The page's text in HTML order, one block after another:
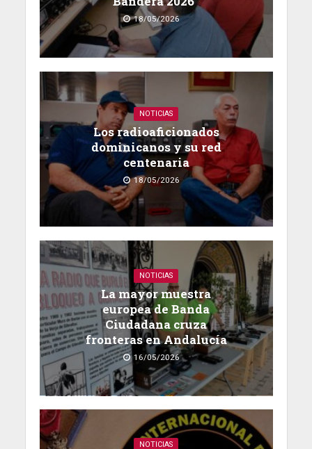
18/05/2026
NOTICIAS
Los radioaficionados
dominicanos y su red
centenaria
18/05/2026
NOTICIAS
La mayor muestra
europea de Banda
Ciudadana cruza
fronteras en Andalucía
16/05/2026
NOTICIAS